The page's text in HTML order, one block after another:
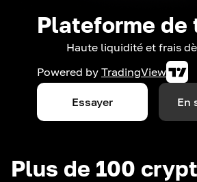
Plateforme de
Haute liquidité et frais
Powered by TradingView
Essayer En
Plus de 100